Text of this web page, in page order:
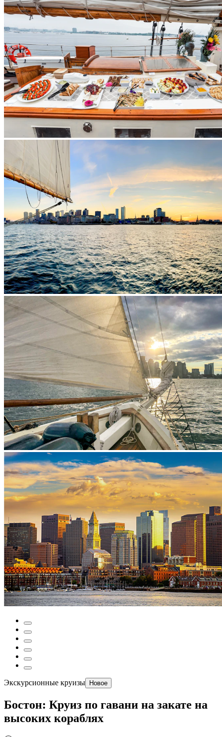
Экскурсионные круизы Новое
Бостон: Круиз по гавани на закате на
высоких кораблях